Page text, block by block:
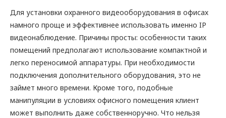
Для установки охранного видеооборудования в офисах
намного проще и эффективнее использовать именно IP
видеонаблюдение. Причины просты: особенности таких
помещений предполагают использование компактной и
легко переносимой аппаратуры. При необходимости
подключения дополнительного оборудования, это не
займет много времени. Кроме того, подобные
манипуляции в условиях офисного помещения клиент
может выполнить даже собственноручно. Что нельзя